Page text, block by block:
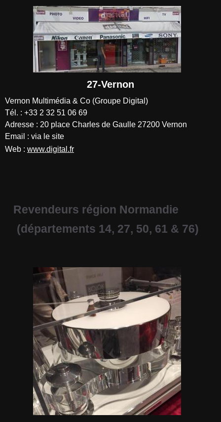
27-Vernon
Vernon Multimédia & Co (Groupe Digital)
Tél. : +33 2 32 51 06 69
Adresse : 20 place Charles de Gaulle 27200 Vernon
Email : via le site
Web : www.digital.fr
Revendeurs région Normandie
(départements 14, 27, 50, 61 & 76)